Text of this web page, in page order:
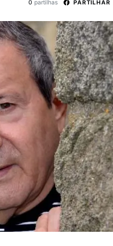
0 partilhas PARTILHAR